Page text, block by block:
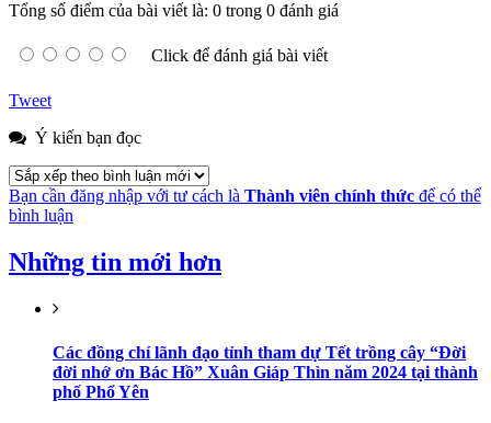
Tổng số điểm của bài viết là: 0 trong 0 đánh giá
Click để đánh giá bài viết
Tweet
Ý kiến bạn đọc
Bạn cần đăng nhập với tư cách là Thành viên chính thức để có thể
bình luận
Những tin mới hơn
Các đồng chí lãnh đạo tỉnh tham dự Tết trồng cây “Đời
đời nhớ ơn Bác Hồ” Xuân Giáp Thìn năm 2024 tại thành
phố Phổ Yên